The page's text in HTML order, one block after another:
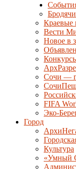
Краевые
Вести
Новое в
Сочи —
FIFA
Эко-
Город
Культура
«Умный